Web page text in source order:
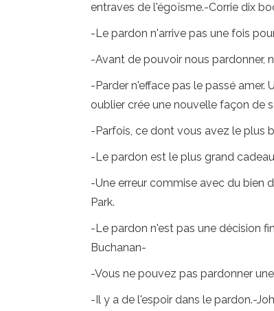
entraves de l'égoïsme.-Corrie dix
-Le pardon n'arrive pas une fois
-Avant de pouvoir nous pardonner,
-Parder n'efface pas le passé
oublier crée une nouvelle façon de
-Parfois, ce dont vous avez le plus
-Le pardon est le plus grand
-Une erreur commise avec du bien
Park.
-Le pardon n'est pas une décision
Buchanan-
-Vous ne pouvez pas pardonner
-Il y a de l'espoir dans le pardon.-